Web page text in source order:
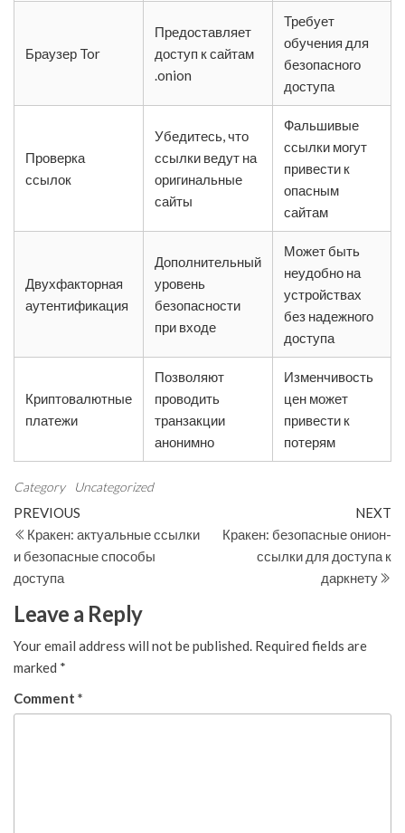
Браузер Tor
Предоставляет
доступ к сайтам
.onion
Требует
обучения для
безопасного
доступа
Проверка
ссылок
Убедитесь, что
ссылки ведут на
оригинальные
сайты
Фальшивые
ссылки могут
привести к
опасным
сайтам
Двухфакторная
аутентификация
Дополнительный
уровень
безопасности
при входе
Может быть
неудобно на
устройствах
без надежного
доступа
Криптовалютные
платежи
Позволяют
проводить
транзакции
анонимно
Изменчивость
цен может
привести к
потерям
Category Uncategorized
Post
navigation
Previous
Post
PREVIOUS
Кракен: актуальные ссылки
и безопасные способы
доступа
NEXT
Кракен: безопасные онион-
ссылки для доступа к
даркнету
Leave a Reply
Your email address will not be published. Required fields are
marked *
Comment *